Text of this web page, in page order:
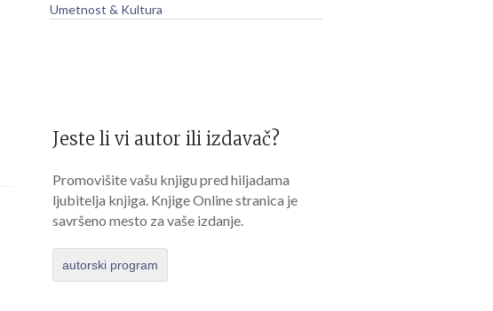
Umetnost & Kultura
Jeste li vi autor ili izdavač?
Promovišite vašu knjigu pred hiljadama
ljubitelja knjiga. Knjige Online stranica je
savršeno mesto za vaše izdanje.
autorski program